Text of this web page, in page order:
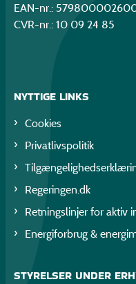
EAN-nr.:
CVR-nr.: 10 09 24 85
NYTTIGE LINKS
Cookies
Privatlivspolitik
Regeringen.dk
Retningslinjer for aktiv
Energiforbrug &
STYRELSER UNDER